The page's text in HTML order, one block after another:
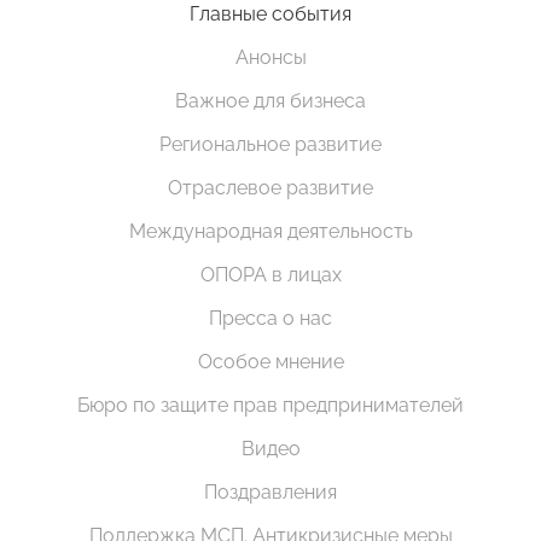
Главные события
Анонсы
Важное для бизнеса
Региональное развитие
Отраслевое развитие
Международная деятельность
ОПОРА в лицах
Пресса о нас
Особое мнение
Бюро по защите прав предпринимателей
Видео
Поздравления
Поддержка МСП. Антикризисные меры